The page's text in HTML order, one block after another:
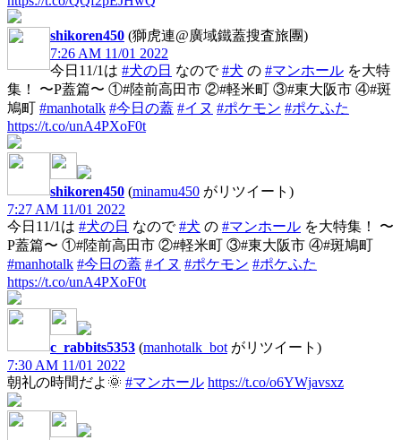
shikoren450 (獅虎連@廣域鐵蓋搜査旅團)
7:26 AM 11/01 2022
今日11/1は #犬の日 なので#犬 の #マンホール を大特
集！ 〜P蓋篇〜 ①#陸前高田市 ②#軽米町 ③#東大阪市 ④#斑
鳩町 #manhotalk #今日の蓋 #イヌ #ポケモン #ポケふた
https://t.co/unA4PXoF0t
shikoren450 (minamu450 がリツイート)
7:27 AM 11/01 2022
今日11/1は #犬の日 なので#犬 の #マンホール を大特集！ 〜
P蓋篇〜 ①#陸前高田市 ②#軽米町 ③#東大阪市 ④#斑鳩町
#manhotalk #今日の蓋 #イヌ #ポケモン #ポケふた
https://t.co/unA4PXoF0t
c_rabbits5353 (manhotalk_bot がリツイート)
7:30 AM 11/01 2022
朝礼の時間だよ🌞 #マンホール https://t.co/o6YWjavsxz